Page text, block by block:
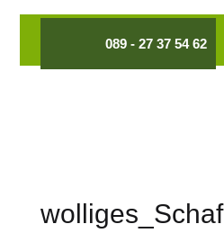
089 - 27 37 54 62
wolliges_Schaf